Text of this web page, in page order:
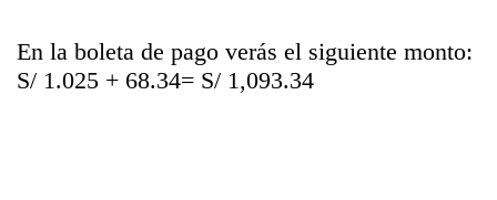
En la boleta de pago verás el siguiente monto:
S/ 1.025 + 68.34= S/ 1,093.34